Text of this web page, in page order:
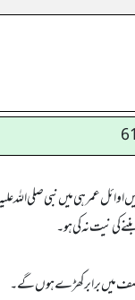
عمر ہی میں نبی صلی اللہ
کی نیت نہ کی ہو۔
میں برابر کھڑے ہوں گے۔